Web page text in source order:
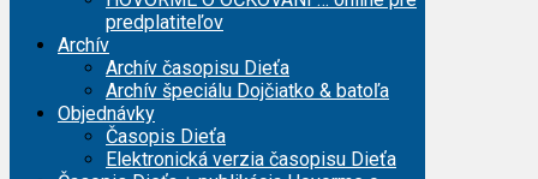
predplatiteľov
Archív
Archív časopisu Dieťa
Archív špeciálu Dojčiatko & batoľa
Objednávky
Časopis Dieťa
Elektronická verzia časopisu Dieťa